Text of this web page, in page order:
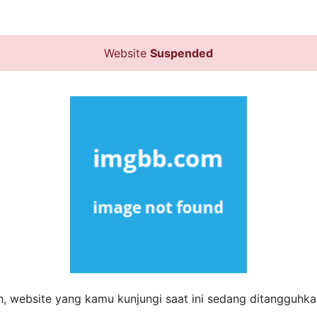
Website Suspended
website yang kamu kunjungi saat ini sedang